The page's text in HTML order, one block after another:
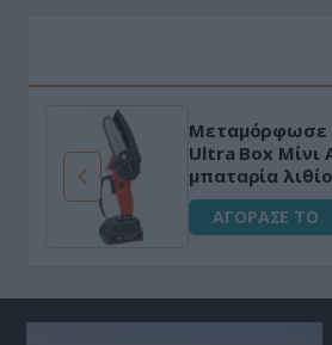
Μεταμόρφωσε
Ultra Box Μίνι
μπαταρία
ΑΓΟΡΑΣΕ ΤΟ